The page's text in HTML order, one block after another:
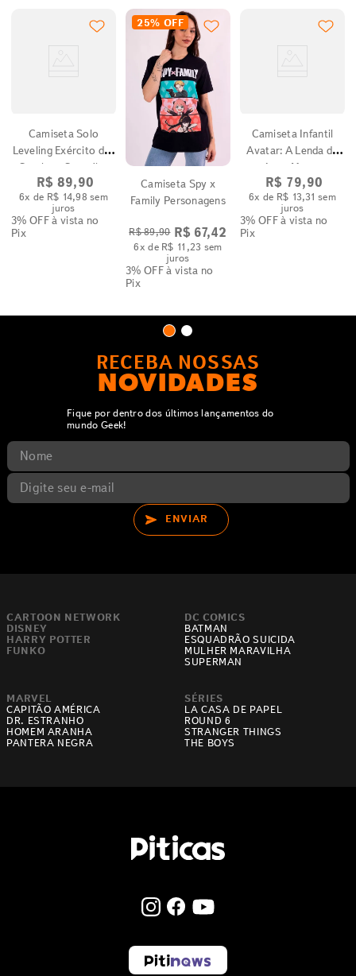
Camiseta Solo
Leveling Exército das
Sombras Sung Jin-
Woo
R$ 89,90
6x de R$ 14,98 sem
juros
3% OFFà vista no
Pix
25% OFF
Camiseta Spy x
Family Personagens
R$ 89,90 R$ 67,42
6x de R$ 11 ,23 sem
juros
3% OFFà vista no
Pix
Camiseta Infantil
Avatar: A Lenda de
Aang Momo
R$ 79,90
6x de R$ 13,31 sem
juros
3% OFFà vista no
Pix
RECEBA NOSSAS
NOVIDADES
Fique por dentro dos últimos lançamentos do
mundo Geek!
ENVIAR
CARTOON NETWORK
DISNEY
HARRY POTTER
FUNKO
DC COMICS
BATMAN
ESQUADRÃO SUICIDA
MULHER MARAVILHA
SUPERMAN
MARVEL
CAPITÃO AMÉRICA
DR. ESTRANHO
HOMEM ARANHA
PANTERA NEGRA
SÉRIES
LA CASA DE PAPEL
ROUND 6
STRANGER THINGS
THE BOYS